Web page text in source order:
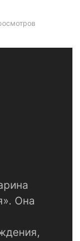
Она